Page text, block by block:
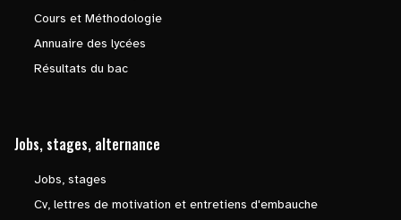
Cours et Méthodologie
Annuaire des lycées
Résultats du bac
Jobs, stages, alternance
Jobs, stages
Cv, lettres de motivation et entretiens d'embauche